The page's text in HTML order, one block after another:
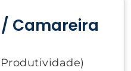
Camareira
Produtividade)